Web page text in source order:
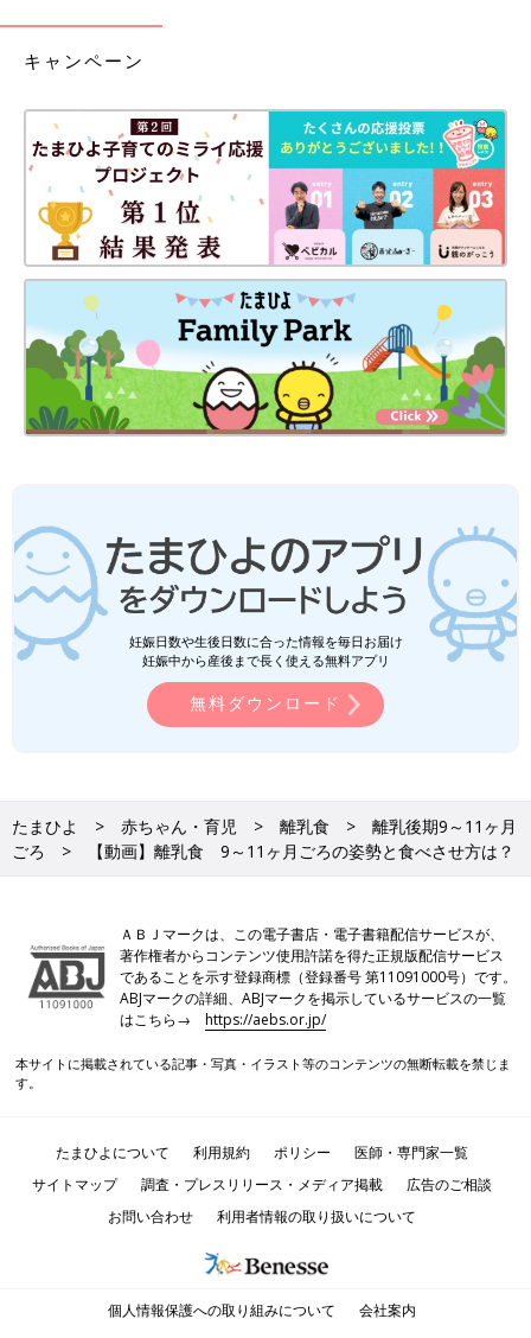
キャンペーン
妊娠日数や生後日数に合った情報を毎日お届け
妊娠中から産後まで長く使える無料アプリ
無料ダウンロード
たまひよ 赤ちゃん・育児 離乳食
離乳後期9～11ヶ月
ごろ
【動画】離乳食 9～11ヶ月ごろの姿勢と食べさせ方は？
ＡＢＪマークは、この電子書店・電子書籍配信サービスが、
著作権者からコンテンツ使用許諾を得た正規版配信サービス
であることを示す登録商標（登録番号 第11091000号）です。
ABJマークの詳細、ABJマークを掲示しているサービスの一覧
はこちら→https://aebs.or.jp/
本サイトに掲載されている記事・写真・イラスト等のコンテンツの無断転載を禁じま
す。
たまひよについて 利用規約 ポリシー
医師・専門家一覧
サイトマップ
調査・プレスリリース・メディア掲載
広告のご相談
お問い合わせ
利用者情報の取り扱いについて
個人情報保護への取り組みについて 会社案内